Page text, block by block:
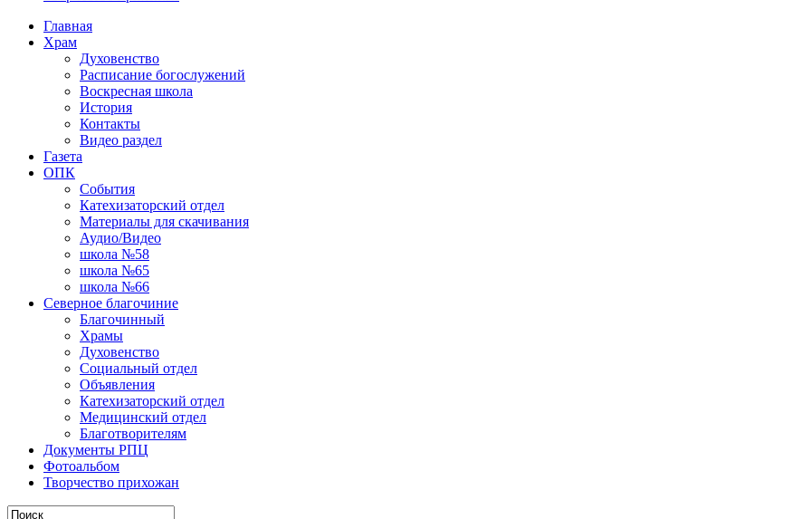
Главная
Храм
Духовенство
Расписание богослужений
Воскресная школа
История
Контакты
Видео раздел
Газета
ОПК
События
Катехизаторский отдел
Материалы для скачивания
Аудио/Видео
школа №58
школа №65
школа №66
Северное благочиние
Благочинный
Храмы
Духовенство
Социальный отдел
Объявления
Катехизаторский отдел
Медицинский отдел
Благотворителям
Документы РПЦ
Фотоальбом
Творчество прихожан